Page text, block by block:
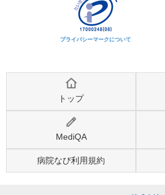
プライバシーマークについて
トップ
MediQA
病院なび利用規約